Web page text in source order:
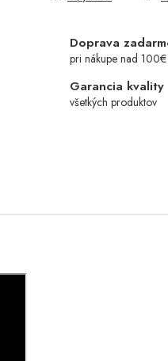
Doprava
pri nákupe nad 100€
Garancia kvality
všetkých produktov